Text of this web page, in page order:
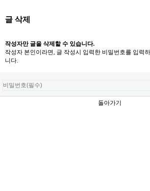
글 삭제
작성자만 글을 삭제할 수 있습니다.
작성자 본인이라면, 글 작성시 입력한 비밀번호를 입력
니다.
돌아가기